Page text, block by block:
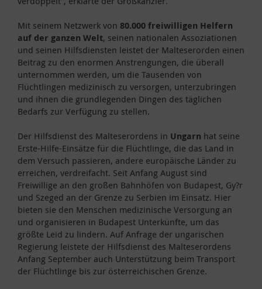
Mit seinem Netzwerk von 80.000 freiwilligen Helfern
auf der ganzen Welt, seinen nationalen Assoziationen
und seinen Hilfsdiensten leistet der Malteserorden einen
Beitrag zu den enormen Anstrengungen, die überall
unternommen werden, um die Tausenden von
Flüchtlingen medizinisch zu versorgen, unterzubringen
und ihnen die grundlegenden Dingen des täglichen
Bedarfs zur Verfügung zu stellen.
Der Hilfsdienst des Malteserordens in Ungarn hat seine
Erste-Hilfe-Einsätze für die Flüchtlinge, die das Land in
dem Versuch passieren, andere europäische Länder zu
erreichen, verdreifacht. Seit Anfang August sind
Freiwillige an den großen Bahnhöfen von Budapest, Gy?r
und Szeged an der Grenze zu Serbien im Einsatz. Hier
bieten sie den Menschen medizinische Versorgung an
und organisieren in Budapest Unterkünfte, um das
größte Leid zu lindern. Auf Anfrage der ungarischen
Regierung leistete der Hilfsdienst des Malteserordens
Anfang September auch Unterstützung beim Transport
der Flüchtlinge bis zur österreichischen Grenze.